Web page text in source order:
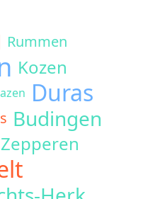
Rummen
Kozen
Duras
Budingen
Zepperen